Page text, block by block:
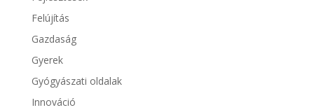
Felújítás
Gazdaság
Gyerek
Gyógyászati oldalak
Innováció